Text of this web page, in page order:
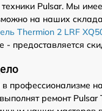
техники Pulsar. Мы
на наших
Thermion 2 LRF
- предоставляется
профессионализме
ремонт Pulsar